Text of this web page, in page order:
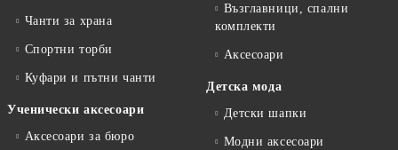
Чанти за храна
Спортни торби
Куфари и пътни чанти
Ученически аксесоари
Аксесоари за бюро
Възглавници, спални
комплекти
Аксесоари
Детска мода
Детски шапки
Модни аксесоари